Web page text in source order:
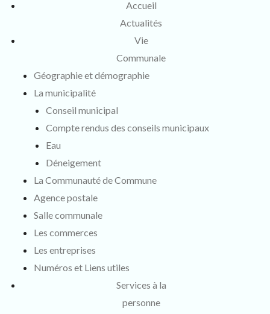
Accueil
Actualités
Vie
Communale
Géographie et démographie
La municipalité
Conseil municipal
Compte rendus des conseils municipaux
Eau
Déneigement
La Communauté de Commune
Agence postale
Salle communale
Les commerces
Les entreprises
Numéros et Liens utiles
Services à la
personne